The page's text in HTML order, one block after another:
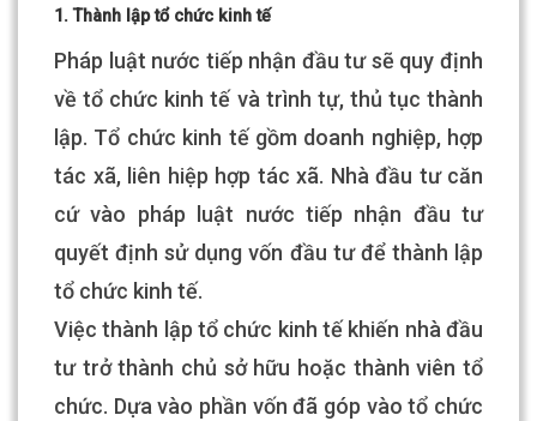
1. Thành lập tổ chức kinh tế
Pháp luật nước tiếp nhận đầu tư sẽ quy định
về tổ chức kinh tế và trình tự, thủ tục thành
lập. Tổ chức kinh tế gồm doanh nghiệp, hợp
tác xã, liên hiệp hợp tác xã. Nhà đầu tư căn
cứ vào pháp luật nước tiếp nhận đầu tư
quyết định sử dụng vốn đầu tư để thành lập
tổ chức kinh tế.
Việc thành lập tổ chức kinh tế khiến nhà đầu
tư trở thành chủ sở hữu hoặc thành viên tổ
chức. Dựa vào phần vốn đã góp vào tổ chức